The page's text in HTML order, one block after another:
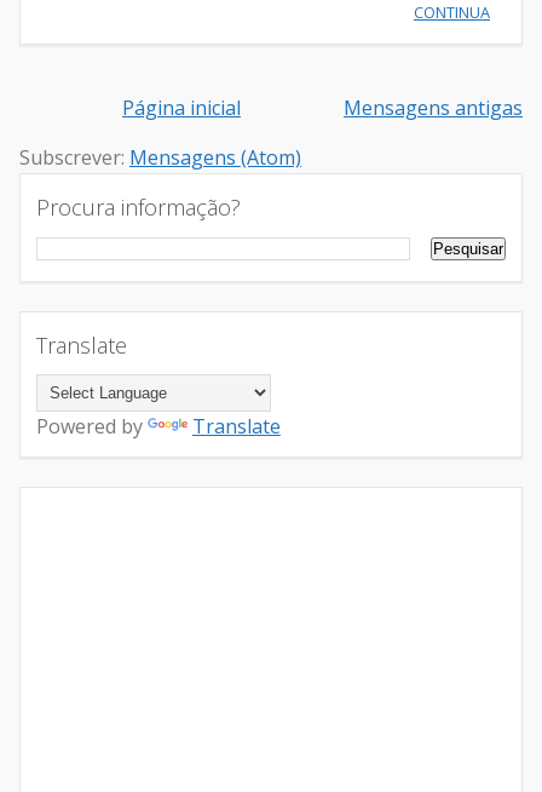
CONTINUA
Mensagens antigas
Página inicial
Subscrever: Mensagens (Atom)
Procura informação?
Translate
Powered by Translate